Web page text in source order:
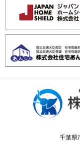
千葉県